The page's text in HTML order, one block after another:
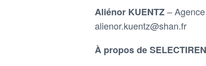
Aliénor KUENTZ–
alienor.kuentz@shan.fr
À propos de